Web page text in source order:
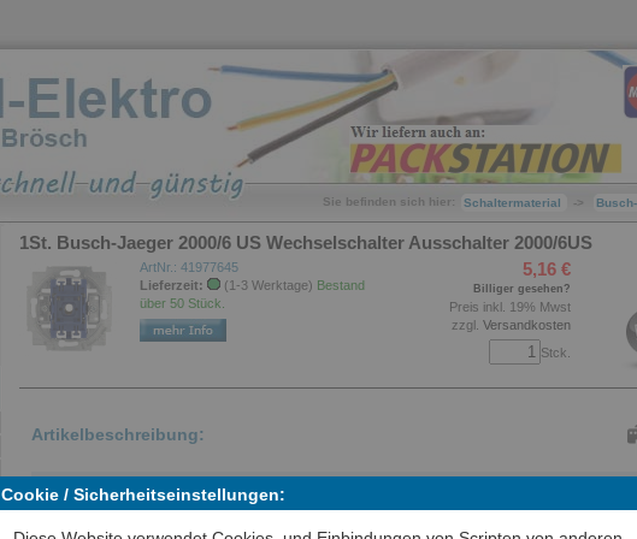
Cookie / Sicherheitseinstellungen:
Sie befinden sich hier: Schaltermaterial ->
1St. Busch-Jaeger 2000/6 US Wechselschalter Ausschalter 2000/6US
ArtNr.: 41977645
Lieferzeit:
(1-3 Werktage) Bestand
über 50 Stück.
5,16 €
Billiger gesehen?
Preis inkl. 19% Mwst
zzgl.Versandkosten
Stck.
Artikelbeschreibung: